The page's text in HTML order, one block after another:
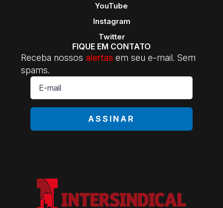
YouTube
Instagram
Twitter
FIQUE EM CONTATO
Receba nossos alertas em seu e-mail. Sem
spams.
E-
mail
ASSINAR